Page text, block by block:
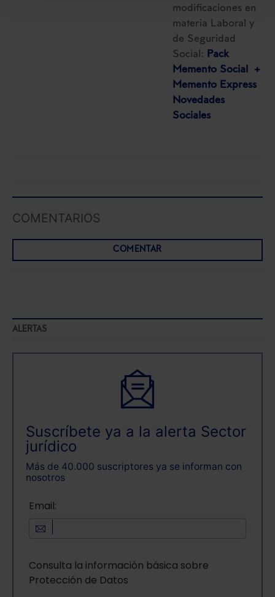
seleccionar solo aquellas que quieras permitir en tu
navegador. Si no seleccionas ninguna utilizaremos
las que sean indispensables para la navegación.
modificaciones en
materia Laboral y
de Seguridad
Social: Pack
Memento Social +
Memento Express
Novedades
Sociales
COMENTARIOS
COMENTAR
ALERTAS
Suscríbete ya a la alerta Sector
jurídico
Más de 40.000 suscriptores ya se informan con
nosotros
Email:
Consulta la información básica sobre
Protección de Datos